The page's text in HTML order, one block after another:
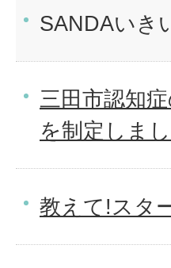
SANDAいき
三田市認知
を制定しま
教えて!スタ